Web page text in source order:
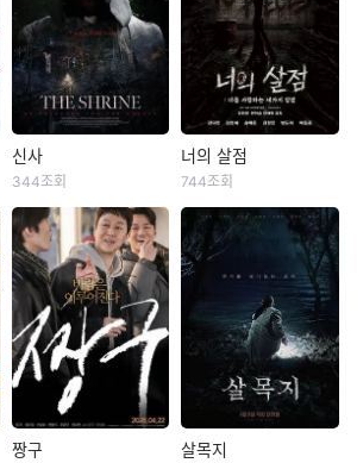
어느 날, 자신보다 먼
저 시력을 잃었지만
도예가로 성공한 쌍
둥이 동생 ‘서인’(신민
아)이 죽어있는 것을
발견한다. 모두가 자
살이라 하지만, 서진
은 무언가 잘못됐음
작업실 속 의미를 알
수 없는 작품들, 그리
고 그날 그 자리에 있
었던 ‘누군가’. 아무도
자살이 아니라는 자
신의 말을 믿어주지
않자, 직접 진실을 좇
기 시작한 ‘서진’은 점
점 꺼져가는 시야 속
범인의 또 다른 표적
래퍼’구상구! “우리는
트라이앵글입니다!”
한때 가요계를 휩쓸
었지만 예기치 못한
사건에 휘말려 하루
아침에 해체된 3인조
혼성 댄스 그룹 ‘트라
이앵글’. 20년 만에
의 발판이 될 ‘트라이
앵글’ 공연 제안이 들
어오고, 인생의 마지
막 기회를 잡기 위해
멤버들을 찾아 나선
다. “전쟁이 터져도,
오늘 우리는 무대에
서는 거야!” 생계형
방송인이 된 현우, 재
벌가 며느리가 된 도
신사
고훈정
일본 고베의 버려진
마을. 이곳의 폐건물
로 전시를 기획하는
대학생들의 국제 교
류 활동이 한창이던
어느 날, 근처 폐허가
된 신사 답사를 갔던
학생이 실종된다. 연
이어 기괴한 모습으
신사
344조회
너의 살점
여동윤
좀비가 창궐한 세상,
엄마의 집착 속에 빙
상장을 떠나지 못하
는 피겨 유망주 아영.
사랑을 영원히 박제
하기 위해 자신의 귀
를 잘라 건네는 윤일.
좀비로 변한 동생을
살리기 위해 백신을
너의 살점
744조회
짱구
짱구 살목지
살목지